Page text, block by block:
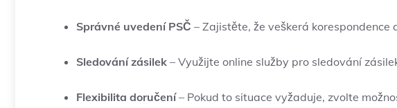
Správné uvedení PSČ – Zajistěte, že veškerá
Sledování zásilek – Využijte online služby pro sledování
Flexibilita doručení– Pokud to situace vyžaduje, zvolte